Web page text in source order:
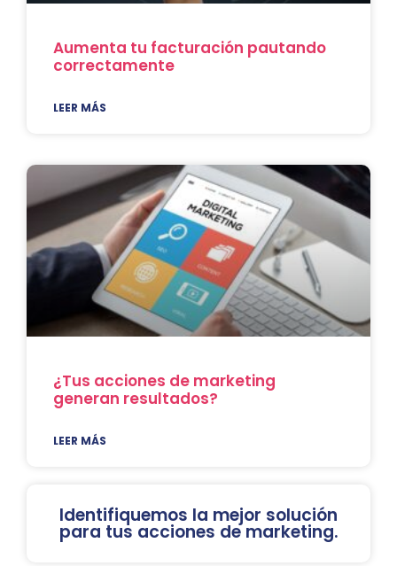
Aumenta tu facturación pautando
correctamente
LEER MÁS
¿Tus acciones de marketing
generan resultados?
LEER MÁS
Identifiquemos la mejor solución
para tus acciones de marketing.